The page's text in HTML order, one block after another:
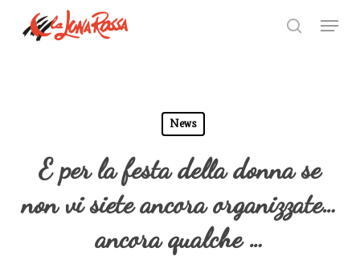
search
Menu
News
E per la festa della donna se
non vi siete ancora organizzate…
ancora qualche …